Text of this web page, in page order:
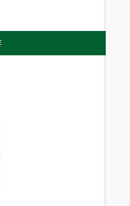
升職免抽號碼牌！最新雇主品